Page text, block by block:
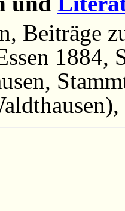
Beiträge
1884,